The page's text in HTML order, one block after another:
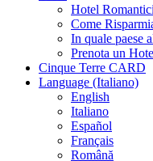
Hotel Romantici
Come
In quale paese
Prenota un
Cinque Terre CARD
Language (Italiano)
English
Italiano
Español
Français
Română